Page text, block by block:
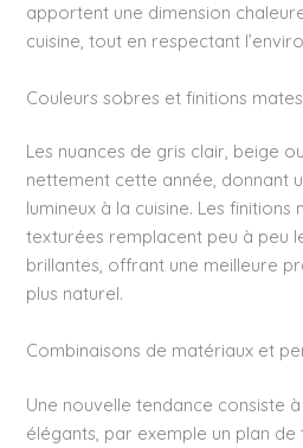
apportent une dimension
cuisine, tout en respectant
Couleurs sobres et finitions mates
Les nuances de gris clair, beige
nettement cette année, donnant
lumineux à la cuisine. Les
texturées remplacent peu à peu
brillantes, offrant une meilleure
plus naturel.
Combinaisons de matériaux et
Une nouvelle tendance consiste
élégants, par exemple un plan